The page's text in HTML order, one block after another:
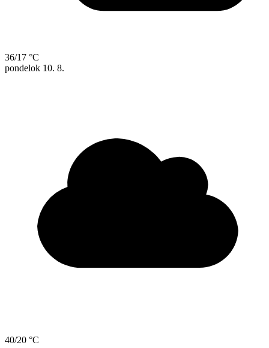
36/17 °C
pondelok 10. 8.
40/20 °C